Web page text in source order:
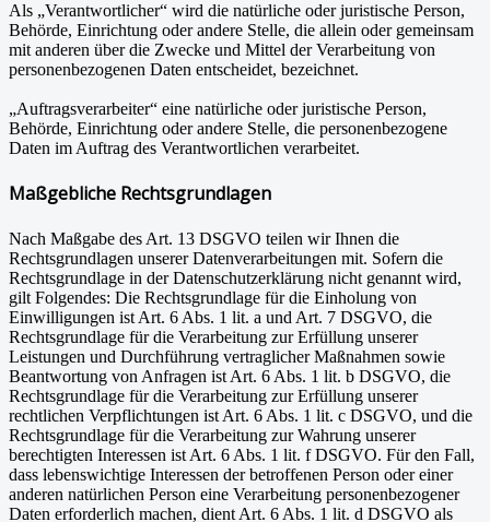
Als „Verantwortlicher“ wird die natürliche oder juristische Person,
Behörde, Einrichtung oder andere Stelle, die allein oder gemeinsam
mit anderen über die Zwecke und Mittel der Verarbeitung von
personenbezogenen Daten entscheidet, bezeichnet.
„Auftragsverarbeiter“ eine natürliche oder juristische Person,
Behörde, Einrichtung oder andere Stelle, die personenbezogene
Daten im Auftrag des Verantwortlichen verarbeitet.
Maßgebliche Rechtsgrundlagen
Nach Maßgabe des Art. 13 DSGVO teilen wir Ihnen die
Rechtsgrundlagen unserer Datenverarbeitungen mit. Sofern die
Rechtsgrundlage in der Datenschutzerklärung nicht genannt wird,
gilt Folgendes: Die Rechtsgrundlage für die Einholung von
Einwilligungen ist Art. 6 Abs. 1 lit. a und Art. 7 DSGVO, die
Rechtsgrundlage für die Verarbeitung zur Erfüllung unserer
Leistungen und Durchführung vertraglicher Maßnahmen sowie
Beantwortung von Anfragen ist Art. 6 Abs. 1 lit. b DSGVO, die
Rechtsgrundlage für die Verarbeitung zur Erfüllung unserer
rechtlichen Verpflichtungen ist Art. 6 Abs. 1 lit. c DSGVO, und die
Rechtsgrundlage für die Verarbeitung zur Wahrung unserer
berechtigten Interessen ist Art. 6 Abs. 1 lit. f DSGVO. Für den Fall,
dass lebenswichtige Interessen der betroffenen Person oder einer
anderen natürlichen Person eine Verarbeitung personenbezogener
Daten erforderlich machen, dient Art. 6 Abs. 1 lit. d DSGVO als